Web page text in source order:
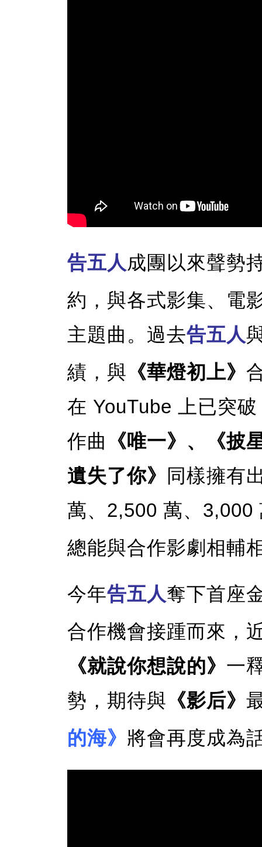
告五人成團以來聲勢
約，與各式影集、電
主題曲。過去告五人
績，與 《華燈初上》
在 YouTube 上已突
作曲
《唯一》、《披
遺失了你》
同樣擁有
萬、2,500 萬、3,000
總能與合作影劇相輔
今年告五人奪下首座
合作機會接踵而來，
《就說你想說的》 一
勢，期待與 《影后》
的海》 將會再度成為